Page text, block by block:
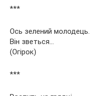
***
Ось зелений молодець.
Він зветься…
(Огірок)
***